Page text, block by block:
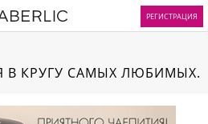
РЕГИСТРАЦИЯ
В КРУГУ САМЫХ ЛЮБИМЫХ.